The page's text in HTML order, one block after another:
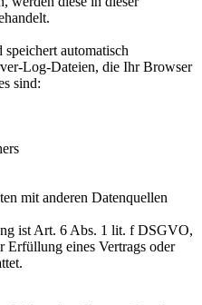
automatisch
Log-Dateien, die Ihr Browser
sind:
mit anderen Datenquellen
ist Art. 6 Abs. 1 lit. f DSGVO,
Erfüllung eines Vertrags oder